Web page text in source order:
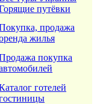
путёвки
продажа
жилья
покупка
готелей